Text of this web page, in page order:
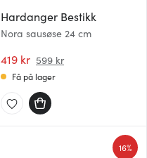
Hardanger Bestikk
Nora sausøse 24 cm
419 kr 599 kr
Få på lager
16%